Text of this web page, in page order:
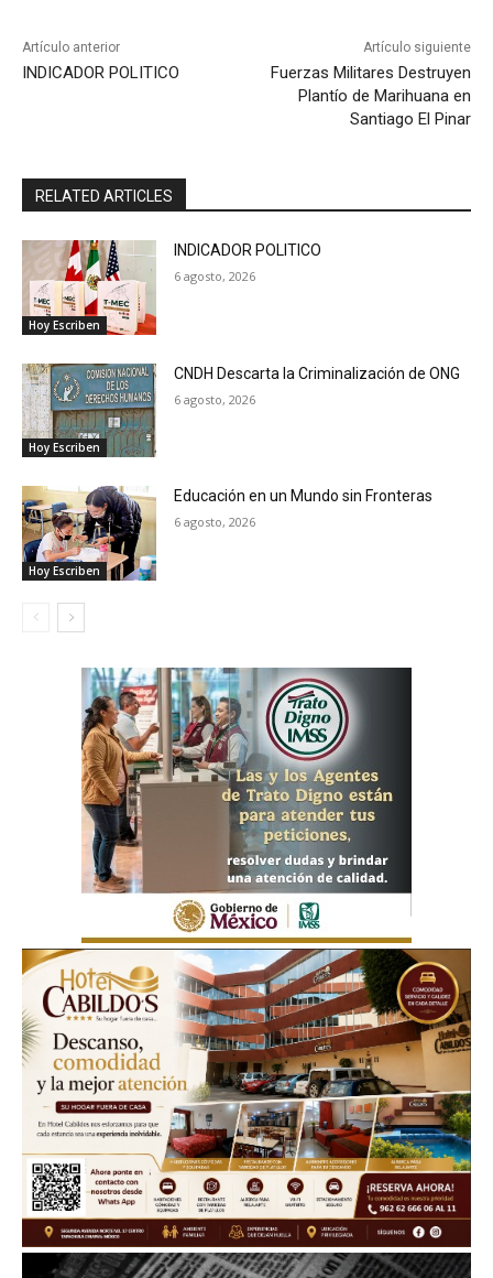
Artículo anterior
INDICADOR POLITICO
Artículo siguiente
Fuerzas Militares Destruyen
Plantío de Marihuana en
Santiago El Pinar
RELATED ARTICLES
Hoy Escriben
INDICADOR POLITICO
6 agosto, 2026
Hoy Escriben
CNDH Descarta la Criminalización de ONG
6 agosto, 2026
Hoy Escriben
Educación en un Mundo sin Fronteras
6 agosto, 2026